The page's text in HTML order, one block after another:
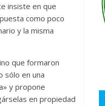
insiste en que
como poco
y la misma
que formaron
sólo en una
y propone
en propiedad